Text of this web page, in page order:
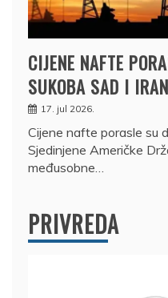
CIJENE NAFTE
SUKOBA SAD I
17. jul 2026.
Cijene nafte porasle su
Sjedinjene Američke
međusobne…
PRIVREDA